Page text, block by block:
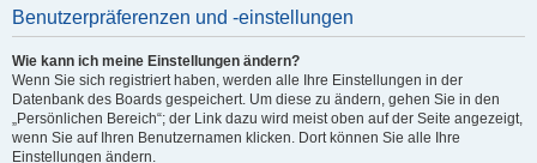
Benutzerpräferenzen und -einstellungen
Wie kann ich meine Einstellungen ändern?
Wenn Sie sich registriert haben, werden alle Ihre Einstellungen in der
Datenbank des Boards gespeichert. Um diese zu ändern, gehen Sie in den
„Persönlichen Bereich“; der Link dazu wird meist oben auf der Seite angezeigt,
wenn Sie auf Ihren Benutzernamen klicken. Dort können Sie alle Ihre
Einstellungen ändern.